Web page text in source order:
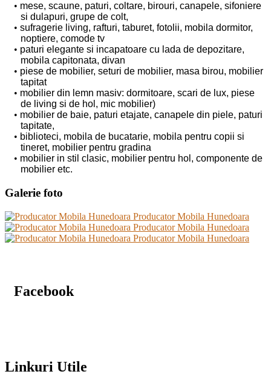
mese, scaune, paturi, coltare, birouri, canapele, sifoniere
si dulapuri, grupe de colt,
sufragerie living, rafturi, taburet, fotolii, mobila dormitor,
noptiere, comode tv
paturi elegante si incapatoare cu lada de depozitare,
mobila capitonata, divan
piese de mobilier, seturi de mobilier, masa birou, mobilier
tapitat
mobilier din lemn masiv: dormitoare, scari de lux, piese
de living si de hol, mic mobilier)
mobilier de baie, paturi etajate, canapele din piele, paturi
tapitate,
biblioteci, mobila de bucatarie, mobila pentru copii si
tineret, mobilier pentru gradina
mobilier in stil clasic, mobilier pentru hol, componente de
mobilier etc.
Galerie foto
Facebook
Linkuri Utile